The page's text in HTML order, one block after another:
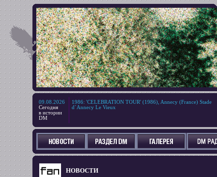
09.08.2026
Сегодня
в истории
DM
1986: 'CELEBRATION TOUR' (1986), Annecy (France) Stade
d`Annecy Le Vieux
НОВОСТИ